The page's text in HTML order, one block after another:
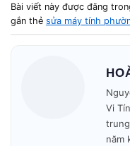
Sửa chữa
Bài viết này được đăng
gắn thẻ sửa máy tính
Vi
năm